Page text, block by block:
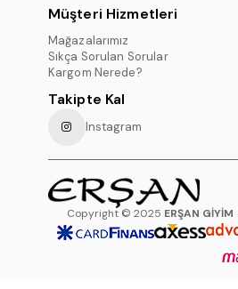
Müşteri Hizmetleri
Mağazalarımız
Sıkça Sorulan Sorular
Kargom Nerede?
Takipte Kal
Instagram
Copyright © 2025 ERŞAN GİYİM